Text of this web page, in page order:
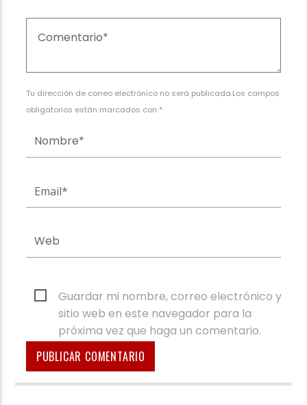
Tu dirección de correo electrónico no será publicada.Los campos
obligatorios están marcados con *
Guardar mi nombre, correo electrónico y
sitio web en este navegador para la
próxima vez que haga un comentario.